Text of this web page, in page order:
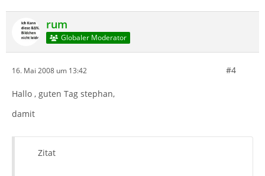
rum
Globaler Moderator
16. Mai 2008 um 13:42 #4
Hallo , guten Tag stephan,
damit
Zitat